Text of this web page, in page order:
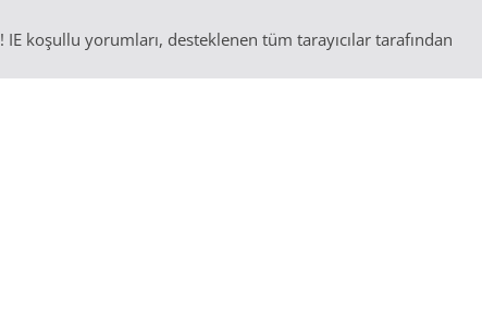
! IE koşullu yorumları, desteklenen tüm tarayıcılar tarafından